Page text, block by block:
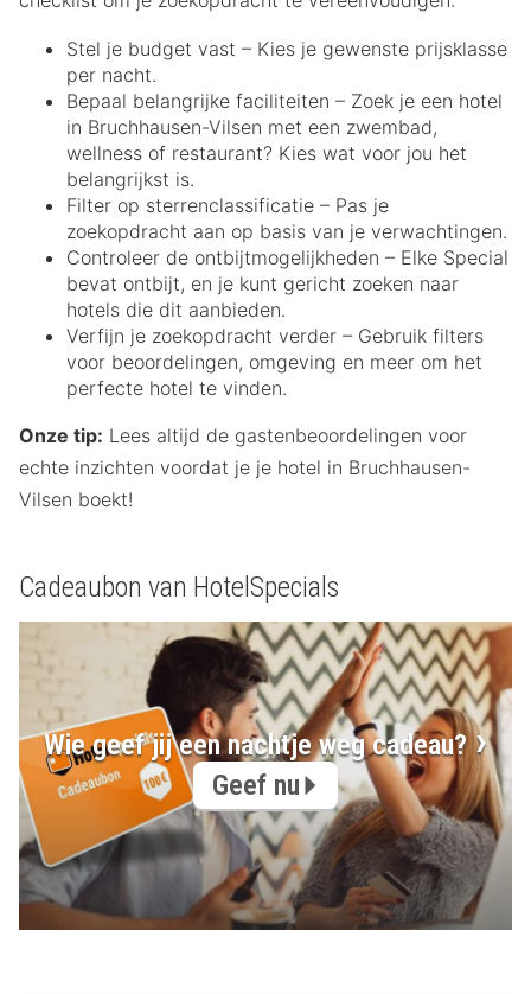
Stel je budget vast – Kies je gewenste prijsklasse
per nacht.
Bepaal belangrijke faciliteiten – Zoek je een hotel
in Bruchhausen-Vilsen met een zwembad,
wellness of restaurant? Kies wat voor jou het
belangrijkst is.
Filter op sterrenclassificatie – Pas je
zoekopdracht aan op basis van je verwachtingen.
Controleer de ontbijtmogelijkheden – Elke Special
bevat ontbijt, en je kunt gericht zoeken naar
hotels die dit aanbieden.
Verfijn je zoekopdracht verder – Gebruik filters
voor beoordelingen, omgeving en meer om het
perfecte hotel te vinden.
Onze tip: Lees altijd de gastenbeoordelingen voor
echte inzichten voordat je je hotel in Bruchhausen-
Vilsen boekt!
Cadeaubon van HotelSpecials
Wie geef jij een nachtje weg cadeau?
Geef nu